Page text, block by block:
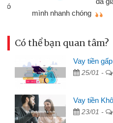
mình nhanh chóng
Có thể bạn quan tâm?
Vay tiền
25/01 -
Vay tiền
23/01 -